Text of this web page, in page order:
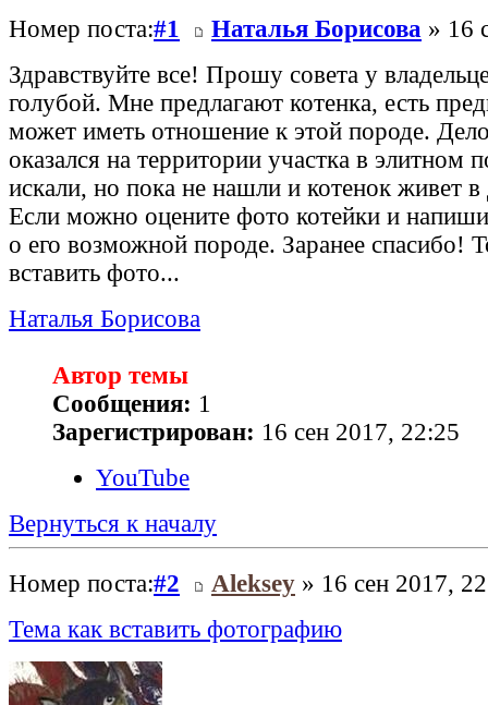
Номер поста:#1 Наталья Борисова » 16
Здравствуйте все! Прошу совета у
голубой. Мне предлагают котенка, есть
может иметь отношение к этой породе.
оказался на территории участка в элитном
искали, но пока не нашли и котенок живет
Если можно оцените фото котейки и
о его возможной породе. Заранее спасибо!
вставить фото...
Наталья Борисова
Автор темы
Сообщения: 1
Зарегистрирован: 16 сен 2017, 22:25
YouTube
Вернуться к началу
Номер поста:#2 Aleksey » 16 сен 2017,
Тема как вставить фотографию